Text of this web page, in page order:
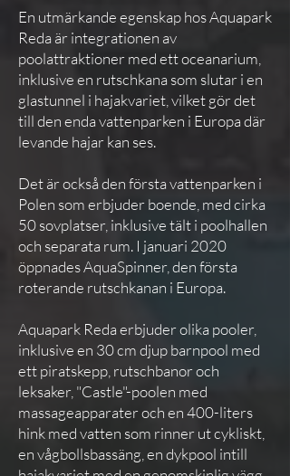
En utmärkande egenskap hos Aquapark
Reda är integrationen av
poolattraktioner med ett oceanarium,
inklusive en rutschkana som slutar i en
glastunnel i hajakvariet, vilket gör det
till den enda vattenparken i Europa där
levande hajar kan ses.
Det är också den första vattenparken i
Polen som erbjuder boende, med cirka
50 sovplatser, inklusive tält i poolhallen
och separata rum. I januari 2020
öppnades AquaSpinner, den första
roterande rutschkanan i Europa.
Aquapark Reda erbjuder olika pooler,
inklusive en 30 cm djup barnpool med
ett piratskepp, rutschbanor och
leksaker, "Castle"-poolen med
massageapparater och en 400-liters
hink med vatten som rinner ut cykliskt,
en vågbollsbassäng, en dykpool intill